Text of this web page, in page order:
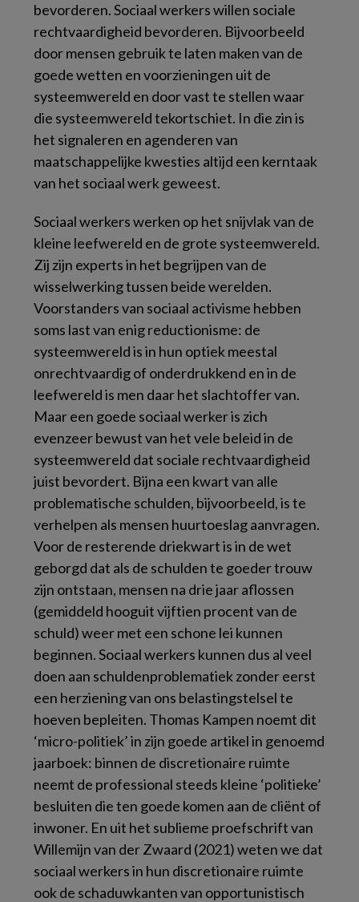
bevorderen. Sociaal werkers willen sociale
rechtvaardigheid bevorderen. Bijvoorbeeld
door mensen gebruik te laten maken van de
goede wetten en voorzieningen uit de
systeemwereld en door vast te stellen waar
die systeemwereld tekortschiet. In die zin is
het signaleren en agenderen van
maatschappelijke kwesties altijd een kerntaak
van het sociaal werk geweest.
Sociaal werkers werken op het snijvlak van de
kleine leefwereld en de grote systeemwereld.
Zij zijn experts in het begrijpen van de
wisselwerking tussen beide werelden.
Voorstanders van sociaal activisme hebben
soms last van enig reductionisme: de
systeemwereld is in hun optiek meestal
onrechtvaardig of onderdrukkend en in de
leefwereld is men daar het slachtoffer van.
Maar een goede sociaal werker is zich
evenzeer bewust van het vele beleid in de
systeemwereld dat sociale rechtvaardigheid
juist bevordert. Bijna een kwart van alle
problematische schulden, bijvoorbeeld, is te
verhelpen als mensen huurtoeslag aanvragen.
Voor de resterende driekwart is in de wet
geborgd dat als de schulden te goeder trouw
zijn ontstaan, mensen na drie jaar aflossen
(gemiddeld hooguit vijftien procent van de
schuld) weer met een schone lei kunnen
beginnen. Sociaal werkers kunnen dus al veel
doen aan schuldenproblematiek zonder eerst
een herziening van ons belastingstelsel te
hoeven bepleiten. Thomas Kampen noemt dit
‘micro-politiek’ in zijn goede artikel in genoemd
jaarboek: binnen de discretionaire ruimte
neemt de professional steeds kleine ‘politieke’
besluiten die ten goede komen aan de cliënt of
inwoner. En uit het sublieme proefschrift van
Willemijn van der Zwaard (2021) weten we dat
sociaal werkers in hun discretionaire ruimte
ook de schaduwkanten van opportunistisch